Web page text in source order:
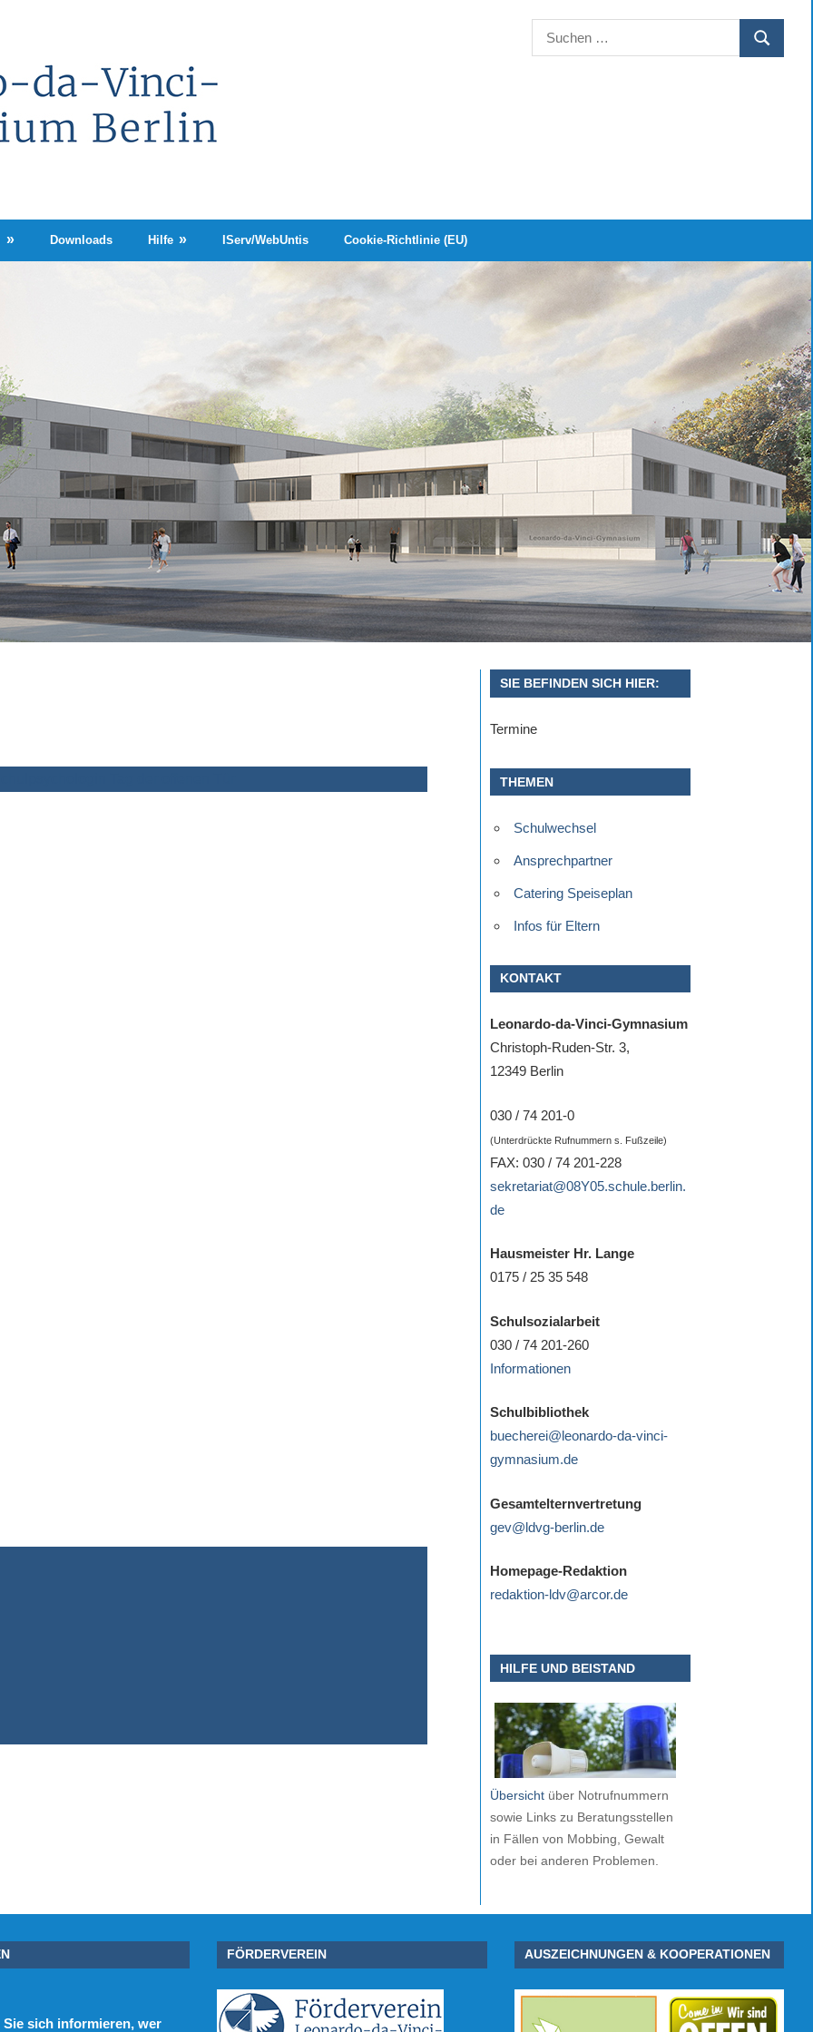
Suchen
nach:
SUCHEN
Downloads Hilfe IServ/WebUntis Cookie-Richtlinie (EU)
SIE BEFINDEN SICH HIER:
Termine
THEMEN
Schulwechsel
Ansprechpartner
Catering Speiseplan
Infos für Eltern
KONTAKT
Leonardo-da-Vinci-Gymnasium
Christoph-Ruden-Str. 3,
12349 Berlin
030 / 74 201-0
(Unterdrückte Rufnummern s. Fußzeile)
FAX: 030 / 74 201-228
sekretariat@08Y05.schule.berlin.
de
Hausmeister Hr. Lange
0175 / 25 35 548
Schulsozialarbeit
030 / 74 201-260
Informationen
Schulbibliothek
buecherei@leonardo-da-vinci-
gymnasium.de
Gesamtelternvertretung
gev@ldvg-berlin.de
Homepage-Redaktion
redaktion-ldv@arcor.de
HILFE UND BEISTAND
Übersicht über Notrufnummern
sowie Links zu Beratungsstellen
in Fällen von Mobbing, Gewalt
oder bei anderen Problemen.
Sie sich informieren, wer
FÖRDERVEREIN AUSZEICHNUNGEN & KOOPERATIONEN